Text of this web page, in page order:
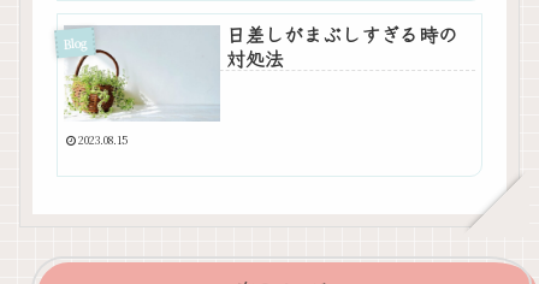
Blog
日差しがまぶしすぎる時の
対処法
2023.08.15